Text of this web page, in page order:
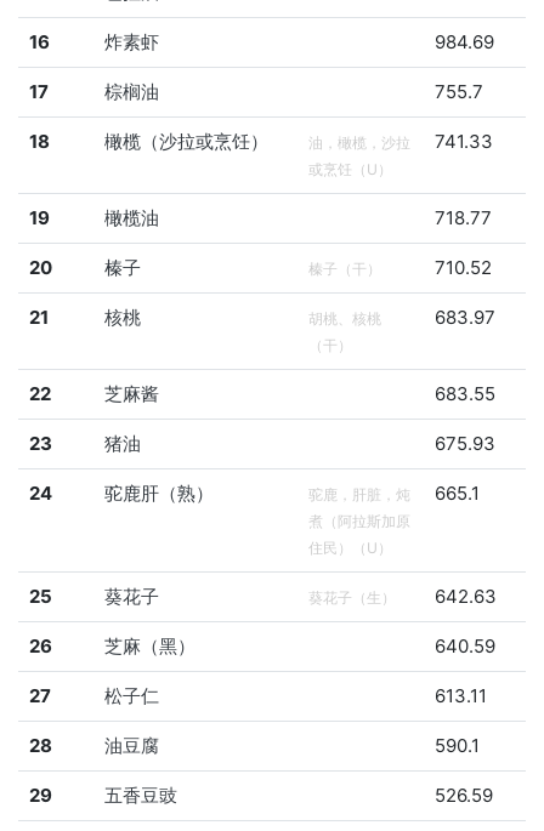
16 炸素虾 984.69
17 棕榈油 755.7
18 橄榄（沙拉或烹饪）
油，橄榄，沙拉
或烹饪（U）
741.33
19 橄榄油 718.77
20 榛子 榛子（干） 710.52
21 核桃
胡桃、核桃
（干）
683.97
22 芝麻酱 683.55
23 猪油 675.93
24 驼鹿肝（熟）
驼鹿，肝脏，炖
煮（阿拉斯加原
住民）（U）
665.1
25 葵花子 葵花子（生） 642.63
26 芝麻（黑） 640.59
27 松子仁 613.11
28 油豆腐 590.1
29 五香豆豉 526.59